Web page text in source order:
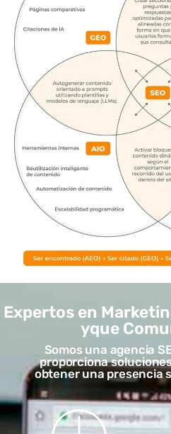
Expertos en
yque
Somos una agencia
proporciona
obtener una presencia